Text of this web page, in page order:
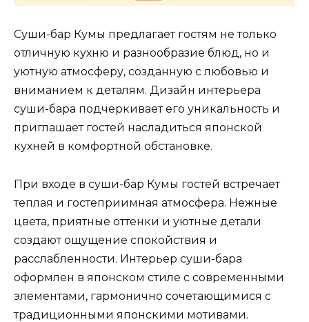
Суши-бар Кумы предлагает гостям не только
отличную кухню и разнообразие блюд, но и
уютную атмосферу, созданную с любовью и
вниманием к деталям. Дизайн интерьера
суши-бара подчеркивает его уникальность и
приглашает гостей насладиться японской
кухней в комфортной обстановке.
При входе в суши-бар Кумы гостей встречает
теплая и гостеприимная атмосфера. Нежные
цвета, приятные оттенки и уютные детали
создают ощущение спокойствия и
расслабленности. Интерьер суши-бара
оформлен в японском стиле с современными
элементами, гармонично сочетающимися с
традиционными японскими мотивами.